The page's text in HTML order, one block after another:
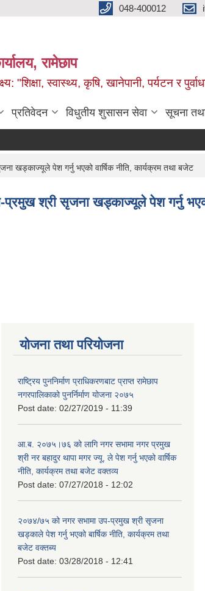
048-400012
रामेछाप
"शिक्षा, स्वास्थ्य, कृषि, खानेपानी, पर्यटन र
प्रतिवेदन विधुतीय शुसासन सेवा सूचना
खड्काज्यूले पेश गर्नु भएको वार्षिक नीति, कार्यक्रम तथा बजेट
श्री सृजना खड्काज्यूले पेश गर्नु भएको
योजना तथा परियोजना
राष्ट्रिय पुननिर्माण प्राधिकरणबाट प्राप्त रामेछाप
नगरपालिकाको पुनर्निर्माण योजना २०७५
Post date: 02/27/2019 - 11:39
आ.ब. २०७५।७६ को लागि नगर सभामा नगर प्रमुख
श्री नर बहादुर थापा मगर ज्यू, ले पेश गर्नु भएको वार्षिक
नीति, कार्यक्रम तथा बजेट वक्तव्य
Post date: 07/27/2018 - 12:02
२०७४/७५ को नगर सभामा उप-प्रमुख श्री सृजना
खड्काले पेश गर्नु भएको बार्षिक नीति, कार्यक्रम तथा
बजेट वक्तब्य
Post date: 03/28/2018 - 12:41